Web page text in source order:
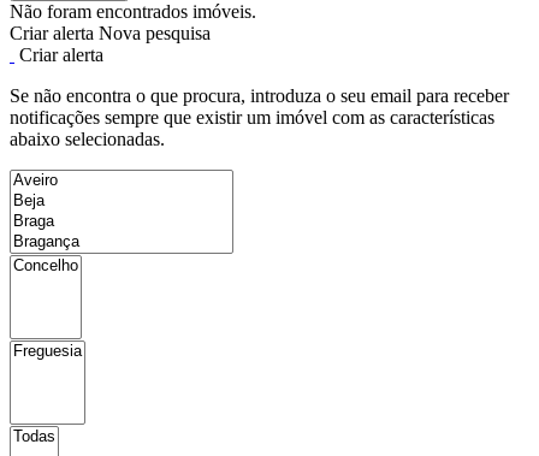
Não foram encontrados imóveis.
Criar alerta Nova pesquisa
Criar alerta
Se não encontra o que procura, introduza o seu email para receber
notificações sempre que existir um imóvel com as características
abaixo selecionadas.